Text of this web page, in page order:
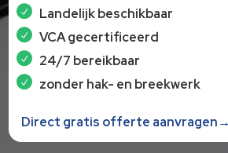
Landelijk beschikbaar
VCA gecertificeerd
24/7 bereikbaar
zonder hak- en breekwerk
Direct gratis offerte aanvragen→